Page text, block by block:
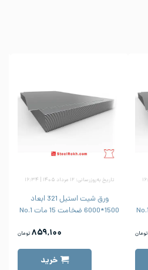
تومان
تاریخ به‌روزرسانی: ۱۲ مرداد ۱۴۰۵ | ۱۶:۳۴
ورق شیت استیل 321 ابعاد
1500*6000 ضخامت 15 مات No.1
۸۵۹,۱۰۰ تومان
خرید